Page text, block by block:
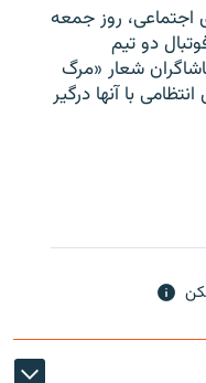
اجتماعی، روز جمعه
دو تیم
شعار «مرگ
با آنها درگیر